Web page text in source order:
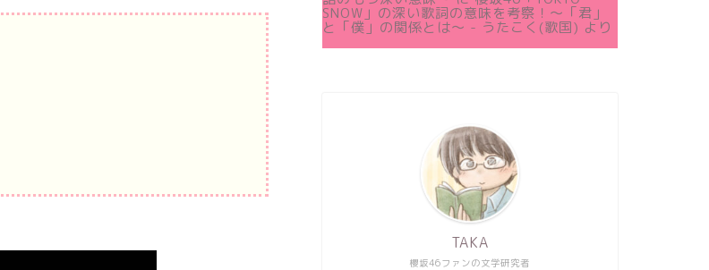
SNOW」の深い歌詞の意味を考察！〜「君」
と「僕」の関係とは～ - うたこく(歌国) より
櫻坂46ファンの文学研究者
TAKA